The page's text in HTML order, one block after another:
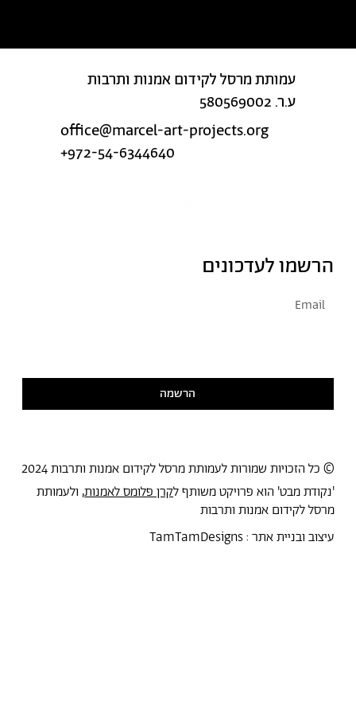
עמותת מרסל לקידום אמנות ותרבות
ע.ר. 580569002
office@marcel-art-projects.org
+972-54-6344640
הרשמו לעדכונים
הרשמה
© כל הזכויות שמורות לעמותת מרסל לקידום אמנות ותרבות 2024
'נקודת מבט' הוא פרויקט משותף לקרן פלומס לאמנות, ולעמותת
מרסל לקידום אמנות ותרבות
עיצוב ובניית אתר :TamTamDesigns